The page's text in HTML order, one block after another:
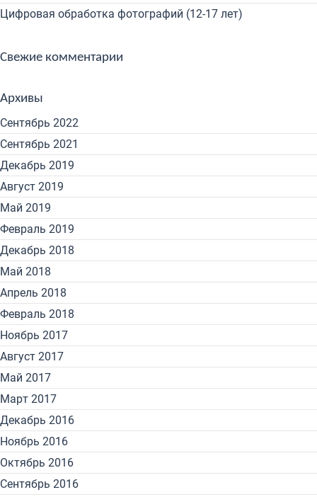
Цифровая обработка фотографий (12-17 лет)
Свежие комментарии
Архивы
Сентябрь 2022
Сентябрь 2021
Декабрь 2019
Август 2019
Май 2019
Февраль 2019
Декабрь 2018
Май 2018
Апрель 2018
Февраль 2018
Ноябрь 2017
Август 2017
Май 2017
Март 2017
Декабрь 2016
Ноябрь 2016
Октябрь 2016
Сентябрь 2016